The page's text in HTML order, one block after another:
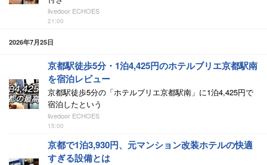
livedoor ECHOES
21:00
2026年7月25日
京都駅徒歩5分・1泊4,425円のホテルブリエ京都駅南
を宿泊レビュー
京都駅徒歩5分の「ホテルブリエ京都駅南」に1泊4,425円で
宿泊したという
livedoor ECHOES
15:00
京都で1泊3,930円、元マンション改装ホテルの快適
すぎる設備とは